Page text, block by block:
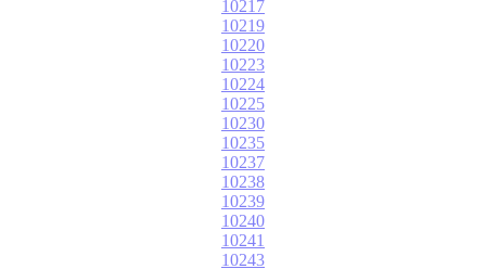
10217
10219
10220
10223
10224
10225
10230
10235
10237
10238
10239
10240
10241
10243